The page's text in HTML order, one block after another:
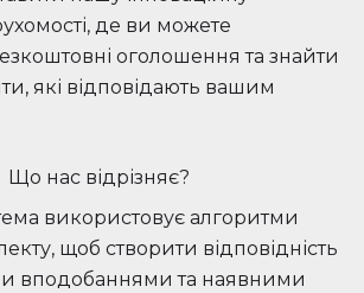
де ви можете
оголошення та знайти
які відповідають вашим
Що нас відрізняє?
використовує алгоритми
щоб створити відповідність
вподобаннями та наявними